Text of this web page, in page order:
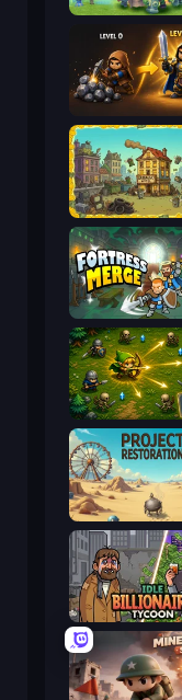
Endless Siege
Gothic Story
The Garbaggio
Fortress Merge
Tiny Ranger
Project
Idle Billionaire